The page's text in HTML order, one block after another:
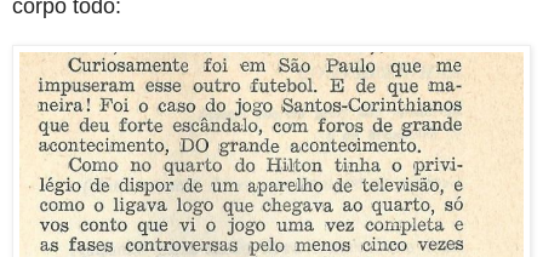
corpo todo: